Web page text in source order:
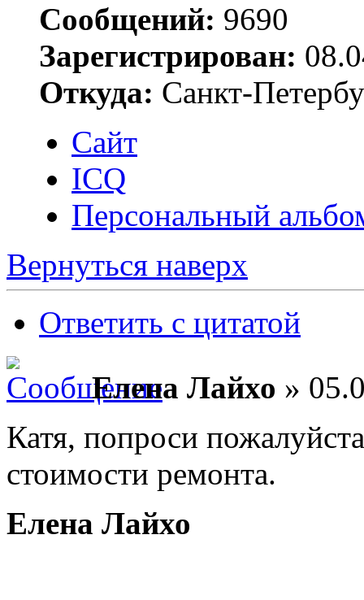
Сообщений: 9690
Зарегистрирован:
Откуда: Санкт-
Сайт
ICQ
Персональный
Вернуться наверх
Ответить с цитатой
Елена Лайхо »
Катя, попроси
стоимости ремонта.
Елена Лайхо